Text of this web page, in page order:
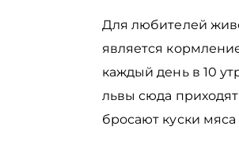
Для любителей
является
каждый день в 10
львы сюда
бросают куски